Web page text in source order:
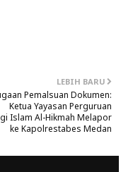
LEBIH BARU
Pemalsuan Dokumen:
Ketua Yayasan Perguruan
Islam Al-Hikmah Melapor
ke Kapolrestabes Medan